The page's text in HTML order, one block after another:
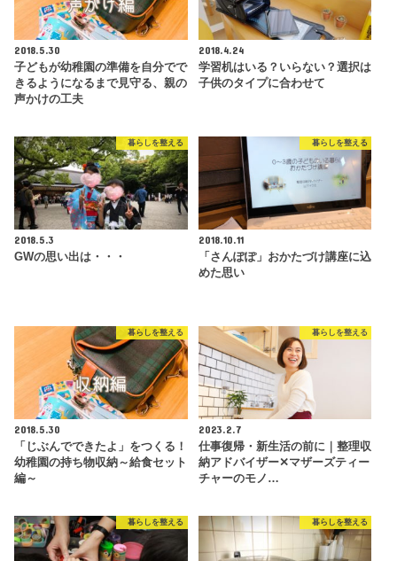
2018.5.30
子どもが幼稚園の準備を自分でで
きるようになるまで見守る、親の
声かけの工夫
2018.4.24
学習机はいる？いらない？選択は
子供のタイプに合わせて
暮らしを整える
2018.5.3
GWの思い出は・・・
暮らしを整える
2018.10.11
「さんぽぽ」おかたづけ講座に込
めた思い
暮らしを整える
2018.5.30
「じぶんでできたよ」をつくる！
幼稚園の持ち物収納～給食セット
編～
暮らしを整える
2023.2.7
仕事復帰・新生活の前に｜整理収
納アドバイザー✕マザーズティー
チャーのモノ…
暮らしを整える 暮らしを整える